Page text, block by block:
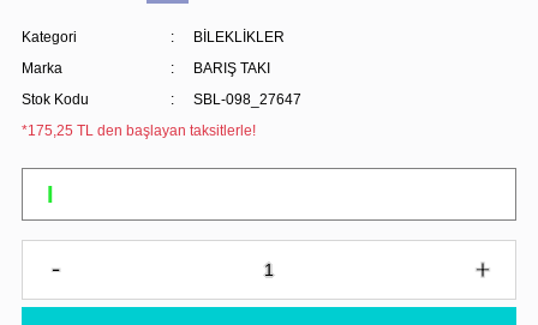
Kategori
BİLEKLİKLER
Marka
BARIŞ TAKI
Stok Kodu
SBL-098_27647
*175,25 TL den başlayan taksitlerle!